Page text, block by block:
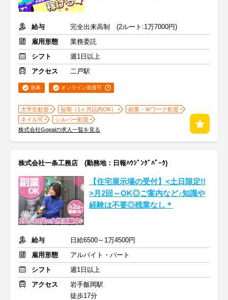
給与
完全出来高制 (2ルート:1万7000円)
雇用形態
業務委託
シフト
週1日以上
アクセス
二戸駅
急募 オンライン面接可
大学生歓迎 短期（1ヶ月以内OK）
副業・Ｗワーク歓迎
ネイル可
シルバー歓迎
株式会社Gopalの求人一覧を見る
株式会社一条工務店 (勤務地：日報ﾊｳｼﾞﾝｸﾞﾊﾟｰｸ)
【住宅展示場の受付】<土日限定!!
>月2回～OK◎ご案内など♪知識や
経験は不要◎残業なし＊
給与
日給6500～1万4500円
雇用形態
アルバイト・パート
シフト
週1日以上
アクセス
岩手飯岡駅
徒歩17分